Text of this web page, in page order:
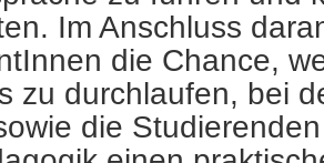
Im Anschluss
die Chance,
zu durchlaufen, bei
die